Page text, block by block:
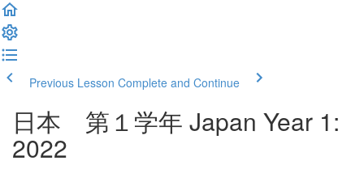
Previous Lesson Complete and Continue
日本 第１学年 Japan Year 1:
2022